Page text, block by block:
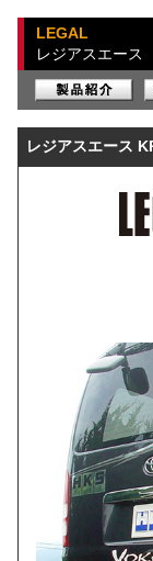
LEGAL
レジアスエース
レジアスエース